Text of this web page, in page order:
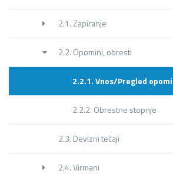
2.1. Zapiranje
2.2. Opomini, obresti
2.2.1. Vnos/Pregled
2.2.2. Obrestne stopnje
2.3. Devizni tečaji
2.4. Virmani